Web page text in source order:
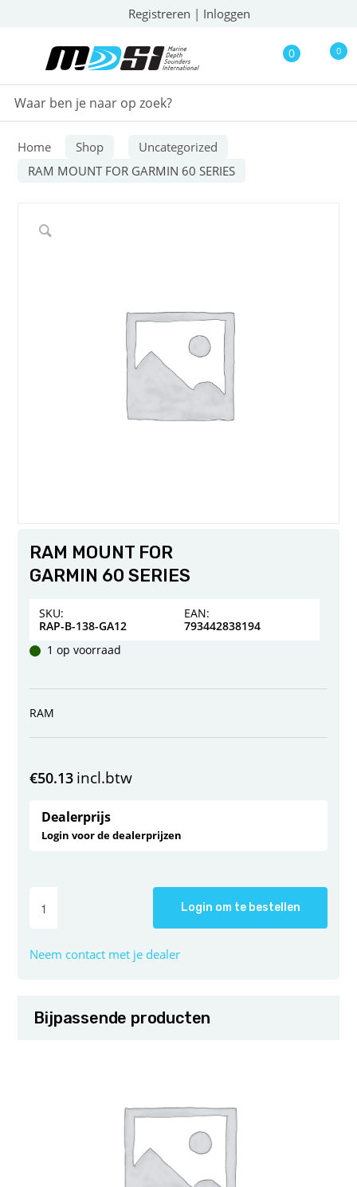
Registreren | Inloggen
0 0
Home Shop
Uncategorized
RAM MOUNT FOR GARMIN 60 SERIES
RAM MOUNT FOR
GARMIN 60 SERIES
SKU:
RAP-B-138-GA12
EAN:
793442838194
1 op voorraad
RAM
€50.13 incl.btw
Dealerprijs
Login voor de dealerprijzen
Login om te bestellen
Neem contact met je dealer
Bijpassende producten